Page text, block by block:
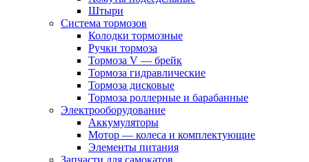
Штыри
Система тормозов
Колодки тормозные
Ручки тормоза
Тормоза V — брейк
Тормоза гидравлические
Тормоза дисковые
Тормоза роллерные и барабанные
Электрооборудование
Аккумуляторы
Мотор — колеса и комплектующие
Элементы питания
Запчасти для самокатов